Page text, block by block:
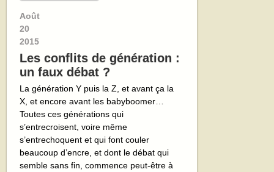
Août
20
2015
Les conflits de génération :
un faux débat ?
La génération Y puis la Z, et avant ça la
X, et encore avant les babyboomer…
Toutes ces générations qui
s’entrecroisent, voire même
s’entrechoquent et qui font couler
beaucoup d’encre, et dont le débat qui
semble sans fin, commence peut-être à